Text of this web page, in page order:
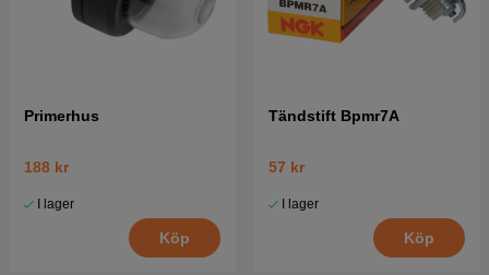
Primerhus
188 kr
I lager
Köp
Tändstift Bpmr7A
57 kr
I lager
Köp